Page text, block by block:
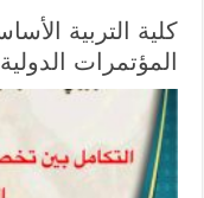
كلية التربية
المؤتمرات الدولية